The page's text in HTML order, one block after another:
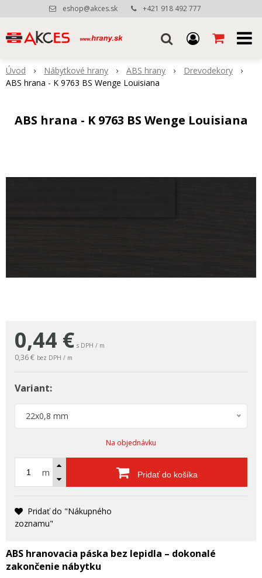
eshop@akces.sk +421 918 492 777
Úvod Nábytkové hrany ABS hrany
Drevodekory
ABS hrana - K 9763 BS Wenge Louisiana
ABS hrana - K 9763 BS Wenge Louisiana
0,44 € s DPH / m
0,36 € bez DPH / m
Variant:
22x0,8 mm
Na objednávku
m Pridať do košíka
Pridať do "Nákupného
zoznamu"
ABS hranovacia páska bez lepidla – dokonalé
zakončenie nábytku